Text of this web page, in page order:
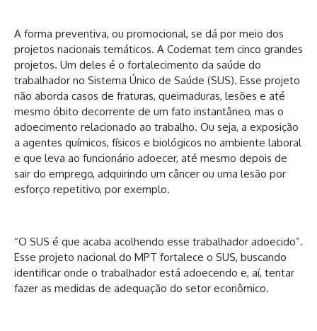
A forma preventiva, ou promocional, se dá por meio dos
projetos nacionais temáticos. A Codemat tem cinco grandes
projetos. Um deles é o fortalecimento da saúde do
trabalhador no Sistema Único de Saúde (SUS). Esse projeto
não aborda casos de fraturas, queimaduras, lesões e até
mesmo óbito decorrente de um fato instantâneo, mas o
adoecimento relacionado ao trabalho. Ou seja, a exposição
a agentes químicos, físicos e biológicos no ambiente laboral
e que leva ao funcionário adoecer, até mesmo depois de
sair do emprego, adquirindo um câncer ou uma lesão por
esforço repetitivo, por exemplo.
“O SUS é que acaba acolhendo esse trabalhador adoecido”.
Esse projeto nacional do MPT fortalece o SUS, buscando
identificar onde o trabalhador está adoecendo e, aí, tentar
fazer as medidas de adequação do setor econômico.